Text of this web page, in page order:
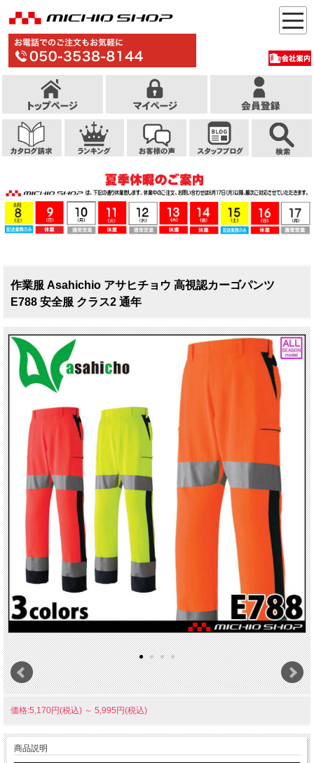
作業服 Asahichio アサヒチョウ 高視認カーゴパンツ
E788 安全服 クラス2 通年
価格:5,170円(税込) ～ 5,995円(税込)
商品説明